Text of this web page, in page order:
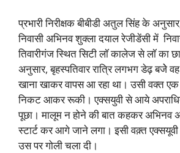
प्रभारी निरीक्षक बीबीडी अतुल सिंह के
निवासी अभिनव शुक्ला दयाल रेजीडेंसी में
तिवारीगंज स्थित सिटी लॉ कालेज से लॉ का
अनुसार, बृहस्पतिवार रात्रि लगभग डेढ़ बजेे
खाना खाकर वापस आ रहा था। उसी वक्त
निकट आकर रूकी। एक्सयुवी से आये
पूछा। मालूम न होने की बात कहकर अभिनव
स्टार्ट कर आगे जाने लगा। इसी वक़्त
उस पर गोली चला दी।